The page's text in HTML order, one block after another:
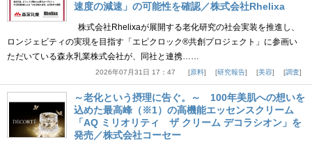
速度の減速」の可能性を確認／株式会社Rhelixa
株式会社Rhelixaが展開する老化研究の社会実装を推進し、
ロンジェビティの実現を目指す「エピクロック®共創プロジェクト」に参画い
ただいている森永乳業株式会社が、同社と連携……
2026年07月31日 17：47 原料 研究報告 美容 調査
～老化という摂理に告ぐ。～ 100年美肌への想いを
込めた最高峰（※1）の高機能エッセンスクリーム
「AQ ミリオリティ ザ クリーム デコラシオン」を
発売／株式会社コーセー